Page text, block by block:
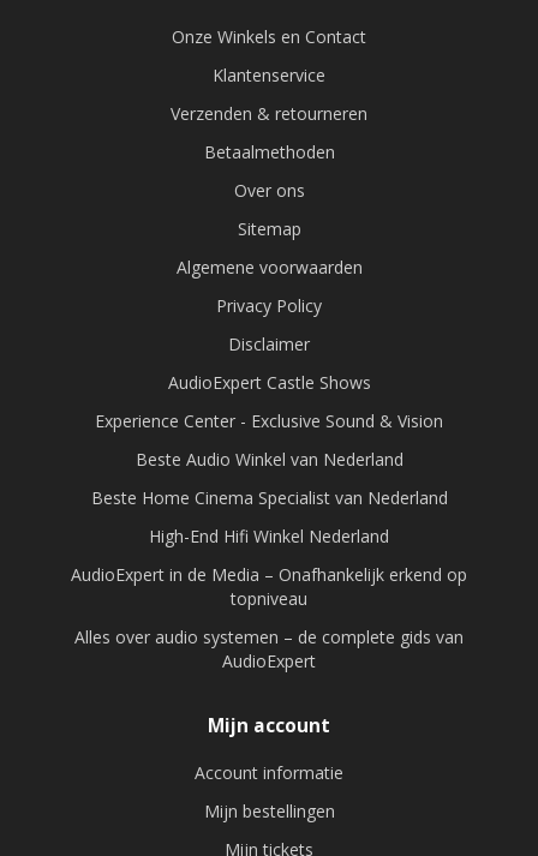
Onze Winkels en Contact
Klantenservice
Verzenden & retourneren
Betaalmethoden
Over ons
Sitemap
Algemene voorwaarden
Privacy Policy
Disclaimer
AudioExpert Castle Shows
Experience Center - Exclusive Sound & Vision
Beste Audio Winkel van Nederland
Beste Home Cinema Specialist van Nederland
High-End Hifi Winkel Nederland
AudioExpert in de Media – Onafhankelijk erkend op
topniveau
Alles over audio systemen – de complete gids van
AudioExpert
Mijn account
Account informatie
Mijn bestellingen
Mijn tickets